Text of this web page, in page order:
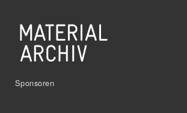
Sponsoren